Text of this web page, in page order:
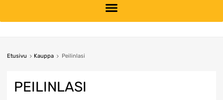
content
Etusivu Kauppa Peilinlasi
PEILINLASI